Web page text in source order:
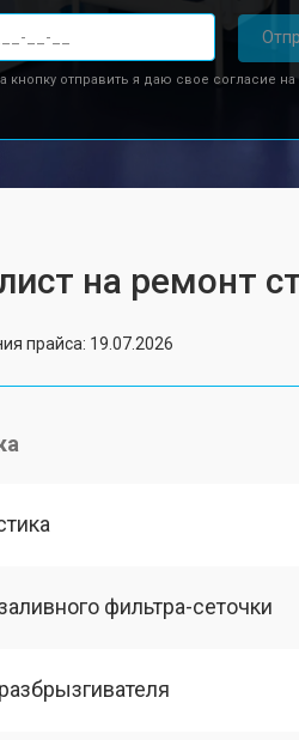
кнопку отправить я даю свое согласие на
на ремонт
прайса: 19.07.2026
фильтра-сеточки